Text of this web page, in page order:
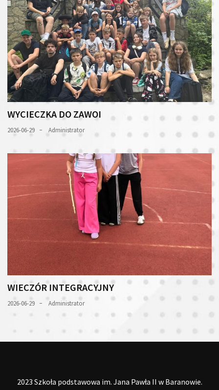
WYCIECZKA DO ZAWOI
2026-06-29 Administrator
WIECZÓR INTEGRACYJNY
2026-06-29 Administrator
2023 Szkoła podstawowa im. Jana Pawła II w Baranowie.